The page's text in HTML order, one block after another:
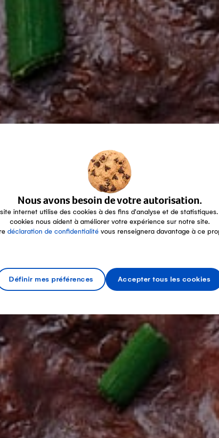
Nous avons besoin de votre autorisation.
internet utilise des cookies à des fins d'analyse et de statistiques.
cookies nous aident à améliorer votre expérience sur notre site.
déclaration de confidentialité vous renseignera davantage à ce
Définir mes préférences Accepter tous les cookies